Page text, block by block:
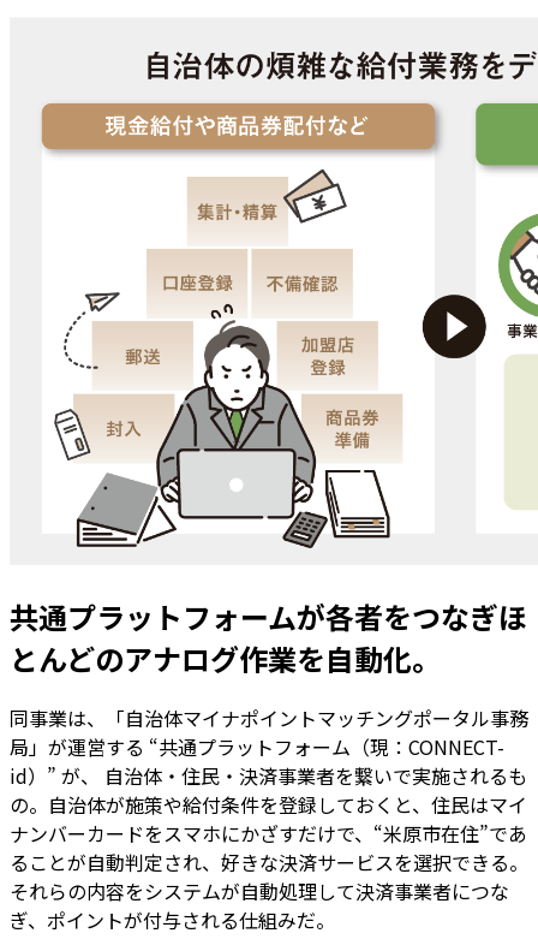
共通プラットフォームが各者をつなぎほ
とんどのアナログ作業を自動化。
同事業は、「自治体マイナポイントマッチングポータル事務
局」が運営する “共通プラットフォーム（現：CONNECT-
id）” が、 自治体・住民・決済事業者を繋いで実施されるも
の。自治体が施策や給付条件を登録しておくと、住民はマイ
ナンバーカードをスマホにかざすだけで、“米原市在住”であ
ることが自動判定され、好きな決済サービスを選択できる。
それらの内容をシステムが自動処理して決済事業者につな
ぎ、ポイントが付与される仕組みだ。